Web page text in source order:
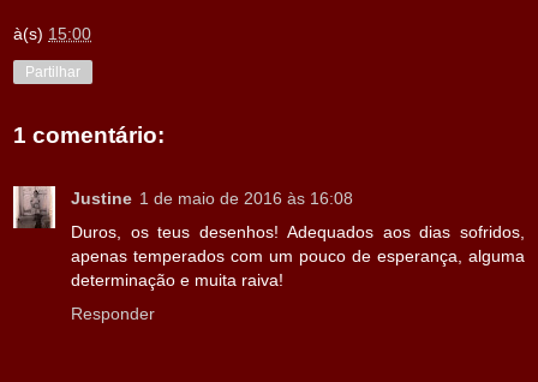
à(s) 15:00
Partilhar
1 comentário:
Justine 1 de maio de 2016 às 16:08
Duros, os teus desenhos! Adequados aos dias sofridos,
apenas temperados com um pouco de esperança, alguma
determinação e muita raiva!
Responder